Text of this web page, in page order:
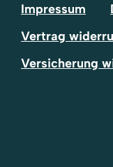
Impressum
Vertrag
Versicherung